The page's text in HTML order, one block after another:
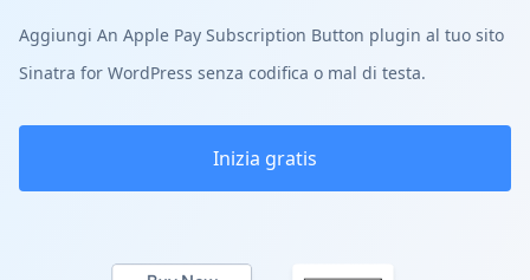
Aggiungi An Apple Pay Subscription Button plugin al tuo sito
Sinatra for WordPress senza codifica o mal di testa.
Inizia gratis